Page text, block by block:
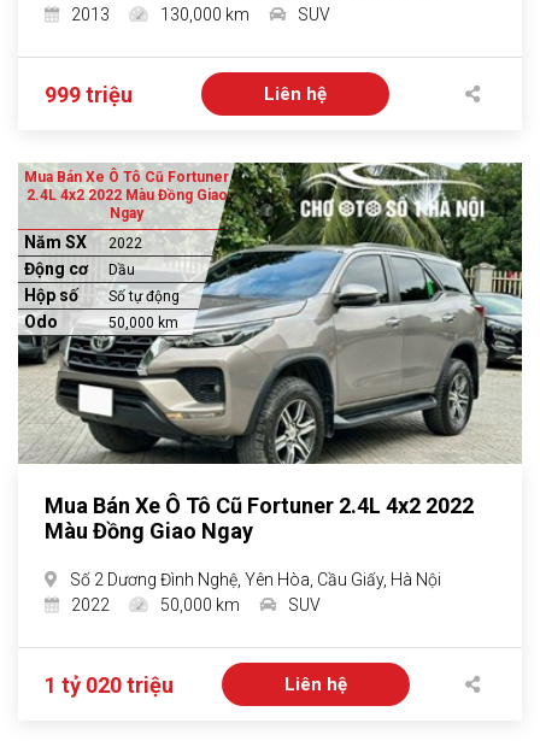
2013
130,000 km SUV
999 triệu Liên hệ
Mua Bán Xe Ô Tô Cũ Fortuner
2.4L 4x2 2022 Màu Đồng Giao
Ngay
Năm SX 2022
Động cơ Dầu
Hộp số Số tự động
Odo 50,000 km
Mua Bán Xe Ô Tô Cũ Fortuner 2.4L 4x2 2022
Màu Đồng Giao Ngay
Số 2 Dương Đình Nghệ, Yên Hòa, Cầu Giấy, Hà Nội
2022
50,000 km SUV
1 tỷ 020 triệu Liên hệ